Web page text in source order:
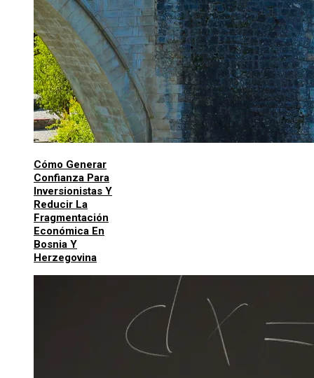
Cómo Generar
Confianza Para
Inversionistas Y
Reducir La
Fragmentación
Económica En
Bosnia Y
Herzegovina